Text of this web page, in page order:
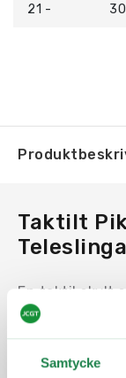
Samtycke
21 -
Taktilt
En taktil skylt
och med
piktogram är